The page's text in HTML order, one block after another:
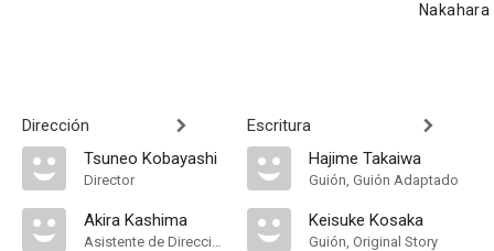
Nakahara
Dirección
Tsuneo Kobayashi
Director
Akira Kashima
Asistente de Dirección
Escritura
Hajime Takaiwa
Guión, Guión Adaptado
Keisuke Kosaka
Guión, Original Story